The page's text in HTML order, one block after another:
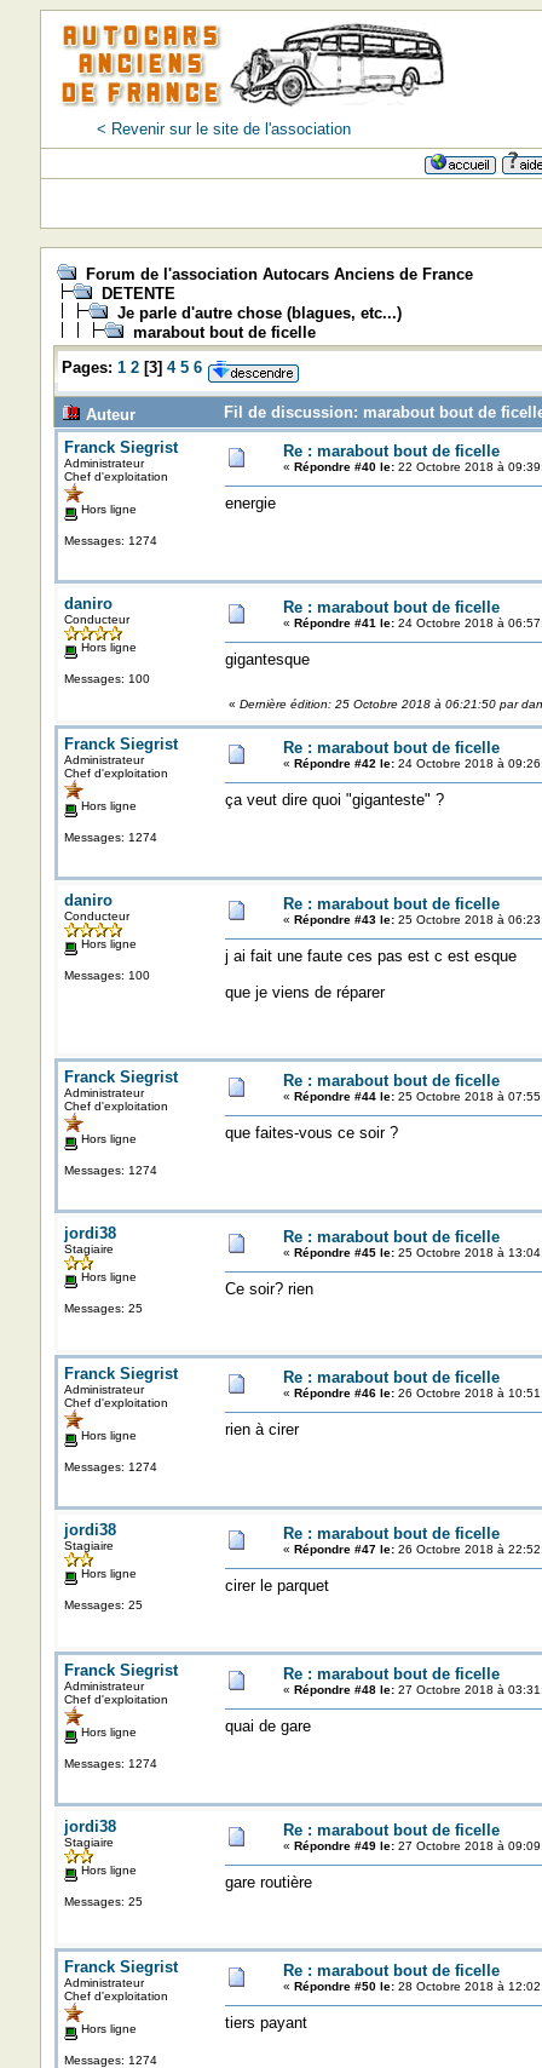
< Revenir sur le site de l'association
Forum de l'association Autocars Anciens de France
DETENTE
Je parle d'autre chose (blagues, etc...)
marabout bout de ficelle
Pages: 1 2[3] 4 5 6
Auteur
Fil de discussion: marabout bout de
Franck Siegrist
Administrateur
Chef d'exploitation
Hors ligne
Messages: 1274
Re : marabout bout de ficelle
« Répondre #40 le:22 Octobre 2018 à
energie
daniro
Conducteur
Hors ligne
Messages: 100
Re : marabout bout de ficelle
« Répondre #41 le:24 Octobre 2018 à
gigantesque
« Dernière édition: 25 Octobre 2018 à 06:21:50 par
Franck Siegrist
Administrateur
Chef d'exploitation
Hors ligne
Messages: 1274
Re : marabout bout de ficelle
« Répondre #42 le:24 Octobre 2018 à
ça veut dire quoi "giganteste" ?
daniro
Conducteur
Hors ligne
Messages: 100
Re : marabout bout de ficelle
« Répondre #43 le:25 Octobre 2018 à
j ai fait une faute ces pas est c est esque
que je viens de réparer
Franck Siegrist
Administrateur
Chef d'exploitation
Hors ligne
Messages: 1274
Re : marabout bout de ficelle
« Répondre #44 le:25 Octobre 2018 à
que faites-vous ce soir ?
jordi38
Stagiaire
Hors ligne
Messages: 25
Re : marabout bout de ficelle
« Répondre #45 le:25 Octobre 2018 à
Ce soir? rien
Franck Siegrist
Administrateur
Chef d'exploitation
Hors ligne
Messages: 1274
Re : marabout bout de ficelle
« Répondre #46 le:26 Octobre 2018 à
rien à cirer
jordi38
Stagiaire
Hors ligne
Messages: 25
Re : marabout bout de ficelle
« Répondre #47 le:26 Octobre 2018 à
cirer le parquet
Franck Siegrist
Administrateur
Chef d'exploitation
Hors ligne
Messages: 1274
Re : marabout bout de ficelle
« Répondre #48 le:27 Octobre 2018 à
quai de gare
jordi38
Stagiaire
Hors ligne
Messages: 25
Re : marabout bout de ficelle
« Répondre #49 le:27 Octobre 2018 à
gare routière
Franck Siegrist
Administrateur
Chef d'exploitation
Hors ligne
Messages: 1274
Re : marabout bout de ficelle
« Répondre #50 le:28 Octobre 2018 à
tiers payant